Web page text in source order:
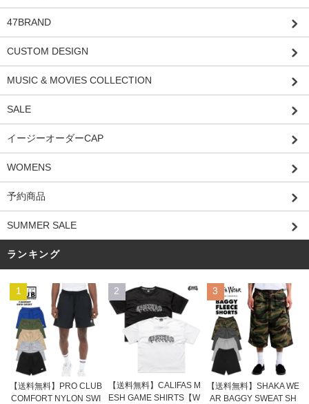
47BRAND
CUSTOM DESIGN
MUSIC & MOVIES COLLECTION
SALE
イージーオーダーCAP
WOMENS
予約商品
SUMMER SALE
ランキング
1
【送料無料】PRO CLUB
COMFORT NYLON SWI
2
【送料無料】CALIFAS M
ESH GAME SHIRTS【W
3
【送料無料】SHAKA WE
AR BAGGY SWEAT SH